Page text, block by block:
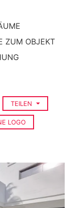
ZUM OBJEKT
TEILEN
LOGO